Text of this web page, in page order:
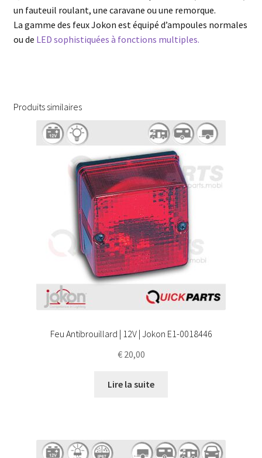
un fauteuil roulant, une caravane ou une remorque.
La gamme des feux Jokon est équipé d’ampoules normales
ou de LED sophistiquées à fonctions multiples.
Produits similaires
Feu Antibrouillard | 12V | Jokon E1-0018446
€20,00
Lire la suite